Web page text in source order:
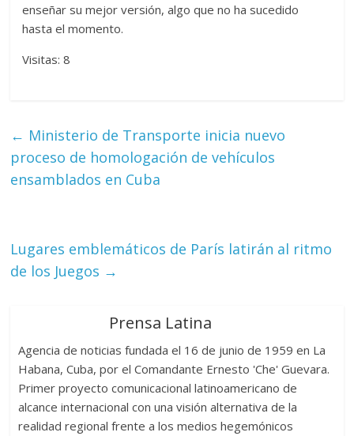
enseñar su mejor versión, algo que no ha sucedido
hasta el momento.
Visitas: 8
← Ministerio de Transporte inicia nuevo
proceso de homologación de vehículos
ensamblados en Cuba
Lugares emblemáticos de París latirán al ritmo
de los Juegos →
Prensa Latina
Agencia de noticias fundada el 16 de junio de 1959 en La
Habana, Cuba, por el Comandante Ernesto 'Che' Guevara.
Primer proyecto comunicacional latinoamericano de
alcance internacional con una visión alternativa de la
realidad regional frente a los medios hegemónicos